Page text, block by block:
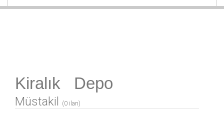
Kiralık Depo
Müstakil (0 ilan)